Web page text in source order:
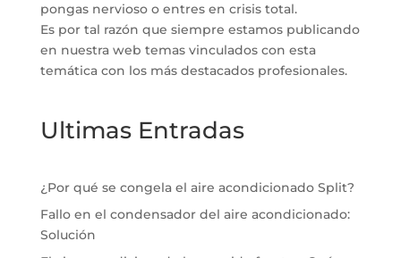
pongas nervioso o entres en crisis total.
Es por tal razón que siempre estamos publicando
en nuestra web temas vinculados con esta
temática con los más destacados profesionales.
Ultimas Entradas
¿Por qué se congela el aire acondicionado Split?
Fallo en el condensador del aire acondicionado:
Solución